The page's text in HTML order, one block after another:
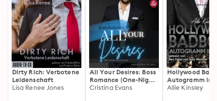
Entscheidung ... Abgeschlossener Sports-Romance-
Liebesroman mit heißen Szenen und Happy End.
Dirty Rich: Verbotene
Leidenschaft
Lisa Renee Jones
All Your Desires: Boss
Romance (One-Night-
Stand Baby)
Cristina Evans
Hollywood
Autogramm
Dylan
Allie Kinsley